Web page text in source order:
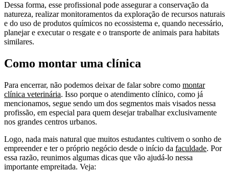
Dessa forma, esse profissional pode assegurar a conservação da
natureza, realizar monitoramentos da exploração de recursos naturais
e do uso de produtos químicos no ecossistema e, quando necessário,
planejar e executar o resgate e o transporte de animais para habitats
similares.
Como montar uma clínica
Para encerrar, não podemos deixar de falar sobre como montar
clínica veterinária. Isso porque o atendimento clínico, como já
mencionamos, segue sendo um dos segmentos mais visados nessa
profissão, em especial para quem desejar trabalhar exclusivamente
nos grandes centros urbanos.
Logo, nada mais natural que muitos estudantes cultivem o sonho de
empreender e ter o próprio negócio desde o início da faculdade. Por
essa razão, reunimos algumas dicas que vão ajudá-lo nessa
importante empreitada. Veja: